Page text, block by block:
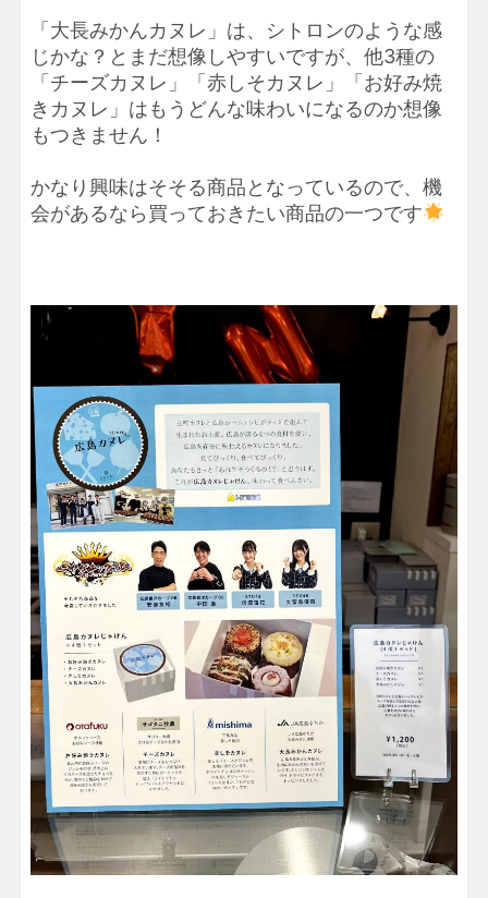
「大長みかんカヌレ」は、シトロンのような感
じかな？とまだ想像しやすいですが、他3種の
「チーズカヌレ」「赤しそカヌレ」「お好み焼
きカヌレ」はもうどんな味わいになるのか想像
もつきません！
かなり興味はそそる商品となっているので、機
会があるなら買っておきたい商品の一つです